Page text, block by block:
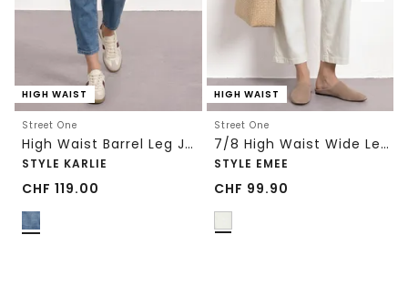
HIGH WAIST
Street One
High Waist Barrel Leg Jeans im Loose Fit
STYLE KARLIE
CHF 119.00
HIGH WAIST
Street One
7/8 High Waist Wide Leg Jeans im Loose Fit
STYLE EMEE
CHF 99.90